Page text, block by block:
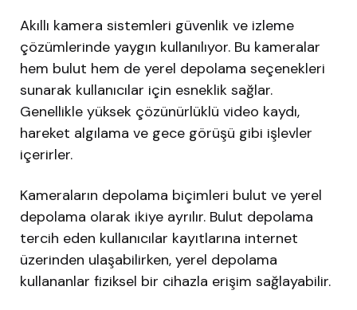
Akıllı kamera sistemleri güvenlik ve izleme
çözümlerinde yaygın kullanılıyor. Bu kameralar
hem bulut hem de yerel depolama seçenekleri
sunarak kullanıcılar için esneklik sağlar.
Genellikle yüksek çözünürlüklü video kaydı,
hareket algılama ve gece görüşü gibi işlevler
içerirler.
Kameraların depolama biçimleri bulut ve yerel
depolama olarak ikiye ayrılır. Bulut depolama
tercih eden kullanıcılar kayıtlarına internet
üzerinden ulaşabilirken, yerel depolama
kullananlar fiziksel bir cihazla erişim sağlayabilir.